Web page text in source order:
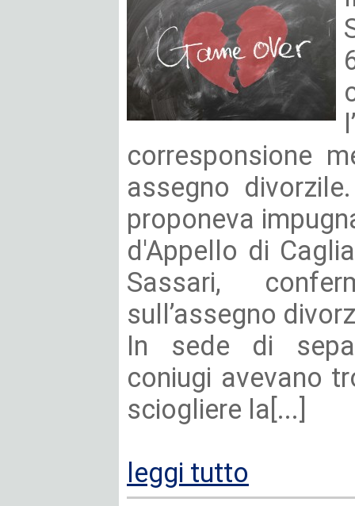
corresponsione
assegno
proponeva
d'Appello di
Sassari,
sull’assegno
In sede di
coniugi avevano
sciogliere la[...]
leggi tutto